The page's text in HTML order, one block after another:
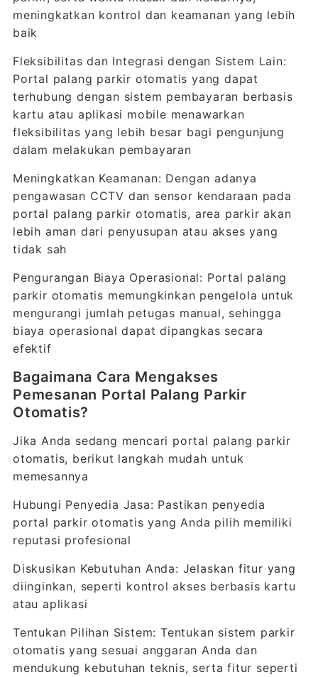
meningkatkan kontrol dan keamanan yang lebih
baik
Fleksibilitas dan Integrasi dengan Sistem Lain:
Portal palang parkir otomatis yang dapat
terhubung dengan sistem pembayaran berbasis
kartu atau aplikasi mobile menawarkan
fleksibilitas yang lebih besar bagi pengunjung
dalam melakukan pembayaran
Meningkatkan Keamanan: Dengan adanya
pengawasan CCTV dan sensor kendaraan pada
portal palang parkir otomatis, area parkir akan
lebih aman dari penyusupan atau akses yang
tidak sah
Pengurangan Biaya Operasional: Portal palang
parkir otomatis memungkinkan pengelola untuk
mengurangi jumlah petugas manual, sehingga
biaya operasional dapat dipangkas secara
efektif
Bagaimana Cara Mengakses
Pemesanan Portal Palang Parkir
Otomatis?
Jika Anda sedang mencari portal palang parkir
otomatis, berikut langkah mudah untuk
memesannya
Hubungi Penyedia Jasa: Pastikan penyedia
portal parkir otomatis yang Anda pilih memiliki
reputasi profesional
Diskusikan Kebutuhan Anda: Jelaskan fitur yang
diinginkan, seperti kontrol akses berbasis kartu
atau aplikasi
Tentukan Pilihan Sistem: Tentukan sistem parkir
otomatis yang sesuai anggaran Anda dan
mendukung kebutuhan teknis, serta fitur seperti